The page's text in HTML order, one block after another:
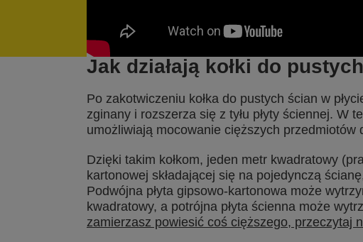
Jak działają kołki do
Po zakotwiczeniu kołka do pustych ścian w
zginany i rozszerza się z tyłu płyty ściennej. W
umożliwiają mocowanie cięższych przedmiotów
Dzięki takim kołkom, jeden metr kwadratowy
kartonowej składającej się na pojedynczą
Podwójna płyta gipsowo-kartonowa może
kwadratowy, a potrójna płyta ścienna może
zamierzasz powiesić coś cięższego, przeczytaj